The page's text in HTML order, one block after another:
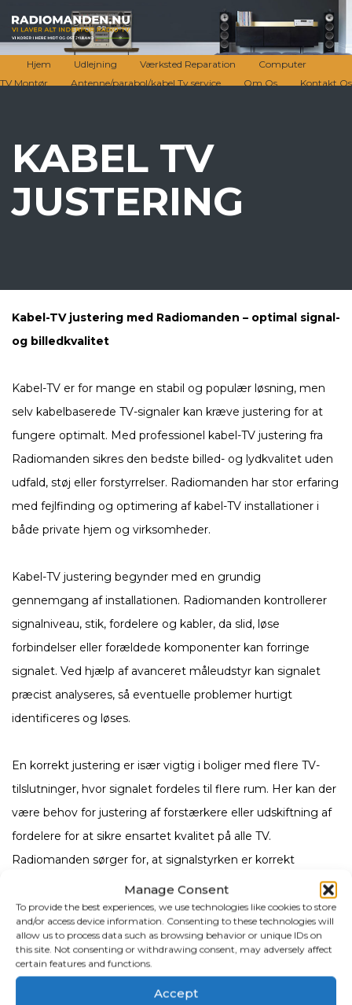
Manage Consent
To provide the best experiences, we use technologies like cookies to store
and/or access device information. Consenting to these technologies will
allow us to process data such as browsing behavior or unique IDs on
this site. Not consenting or withdrawing consent, may adversely affect
certain features and functions.
Accept
Hjem Udlejning Værksted Reparation
Computer
TV Montør
Antenne/parabol/kabel Tv service Om Os Kontakt Os
KABEL TV
JUSTERING
Kabel-TV justering med Radiomanden – optimal signal-
og billedkvalitet
Kabel-TV er for mange en stabil og populær løsning, men
selv kabelbaserede TV-signaler kan kræve justering for at
fungere optimalt. Med professionel kabel-TV justering fra
Radiomanden sikres den bedste billed- og lydkvalitet uden
udfald, støj eller forstyrrelser. Radiomanden har stor erfaring
med fejlfinding og optimering af kabel-TV installationer i
både private hjem og virksomheder.
Kabel-TV justering begynder med en grundig
gennemgang af installationen. Radiomanden kontrollerer
signalniveau, stik, fordelere og kabler, da slid, løse
forbindelser eller forældede komponenter kan forringe
signalet. Ved hjælp af avanceret måleudstyr kan signalet
præcist analyseres, så eventuelle problemer hurtigt
identificeres og løses.
En korrekt justering er især vigtig i boliger med flere TV-
tilslutninger, hvor signalet fordeles til flere rum. Her kan der
være behov for justering af forstærkere eller udskiftning af
fordelere for at sikre ensartet kvalitet på alle TV.
Radiomanden sørger for, at signalstyrken er korrekt
afbalanceret, så der hverken opstår overstyring eller svagt
signal.
Ud over selve signaljusteringen hjælper Radiomanden også
med indstilling af TV, kanalsøgning og opsætning af
eventuelle TV-bokse. Kunden får samtidig rådgivning om,